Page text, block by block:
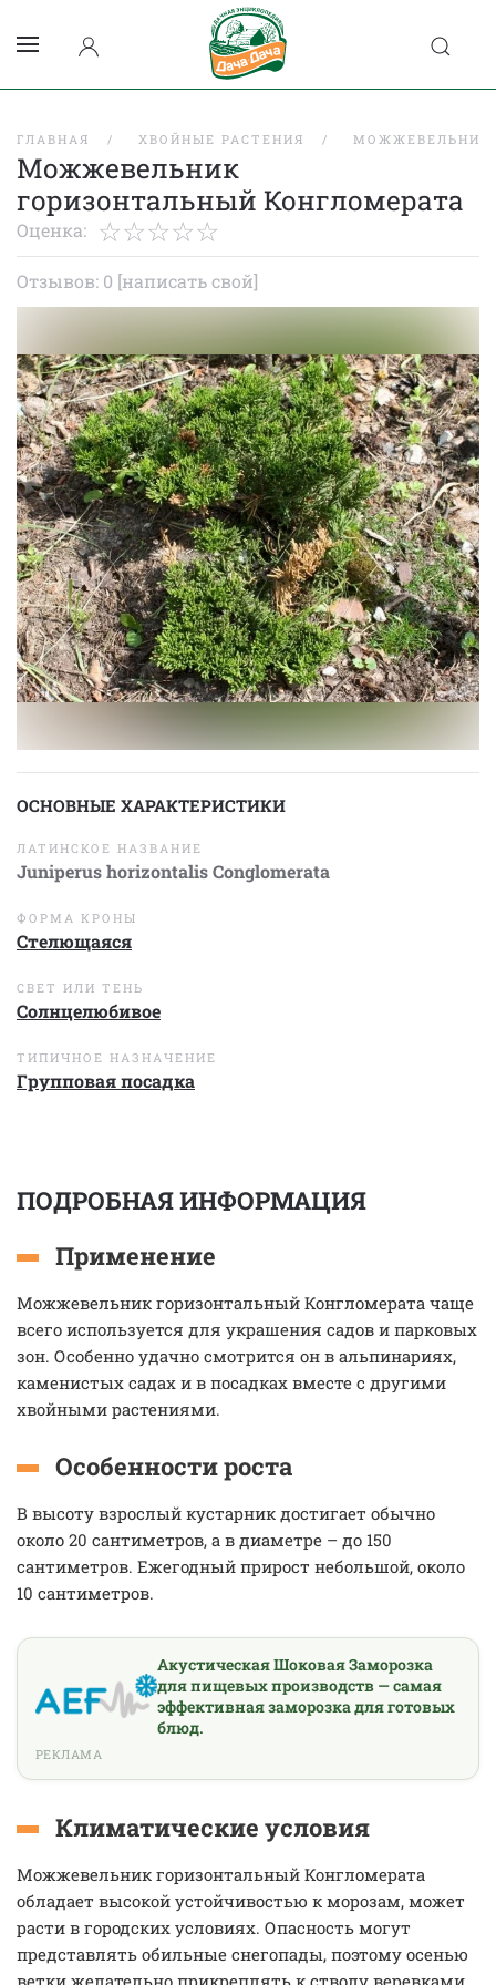
ГЛАВНАЯ ХВОЙНЫЕ РАСТЕНИЯ МОЖЖЕВЕЛЬНИК
Можжевельник
горизонтальный Конгломерата
Оценка:
Отзывов: 0 [написать свой]
ОСНОВНЫЕ ХАРАКТЕРИСТИКИ
ЛАТИНСКОЕ НАЗВАНИЕ
Juniperus horizontalis Conglomerata
ФОРМА КРОНЫ
Стелющаяся
СВЕТ ИЛИ ТЕНЬ
Солнцелюбивое
ТИПИЧНОЕ НАЗНАЧЕНИЕ
Групповая посадка
ПОДРОБНАЯ ИНФОРМАЦИЯ
Применение
Можжевельник горизонтальный Конгломерата чаще
всего используется для украшения садов и парковых
зон. Особенно удачно смотрится он в альпинариях,
каменистых садах и в посадках вместе с другими
хвойными растениями.
Особенности роста
В высоту взрослый кустарник достигает обычно
около 20 сантиметров, а в диаметре – до 150
сантиметров. Ежегодный прирост небольшой, около
10 сантиметров.
Акустическая Шоковая Заморозка
для пищевых производств — самая
эффективная заморозка для готовых
блюд.
РЕКЛАМА
Климатические условия
Можжевельник горизонтальный Конгломерата
обладает высокой устойчивостью к морозам, может
расти в городских условиях. Опасность могут
представлять обильные снегопады, поэтому осенью
ветки желательно прикреплять к стволу веревками.